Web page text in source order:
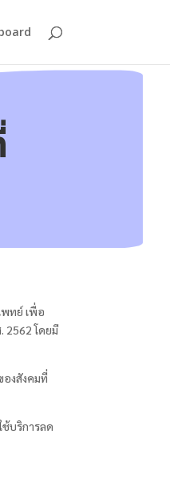
พทย์ เพื่อ
2562 โดยมี
องสังคมที่
ช้บริการลด